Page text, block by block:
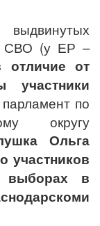
СВО (у ЕР –
от
по
округу
Ольга
участников
в